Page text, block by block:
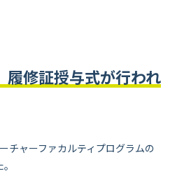
履修証授与式が行われ
チャーファカルティプログラムの